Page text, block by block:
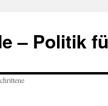
– Politik